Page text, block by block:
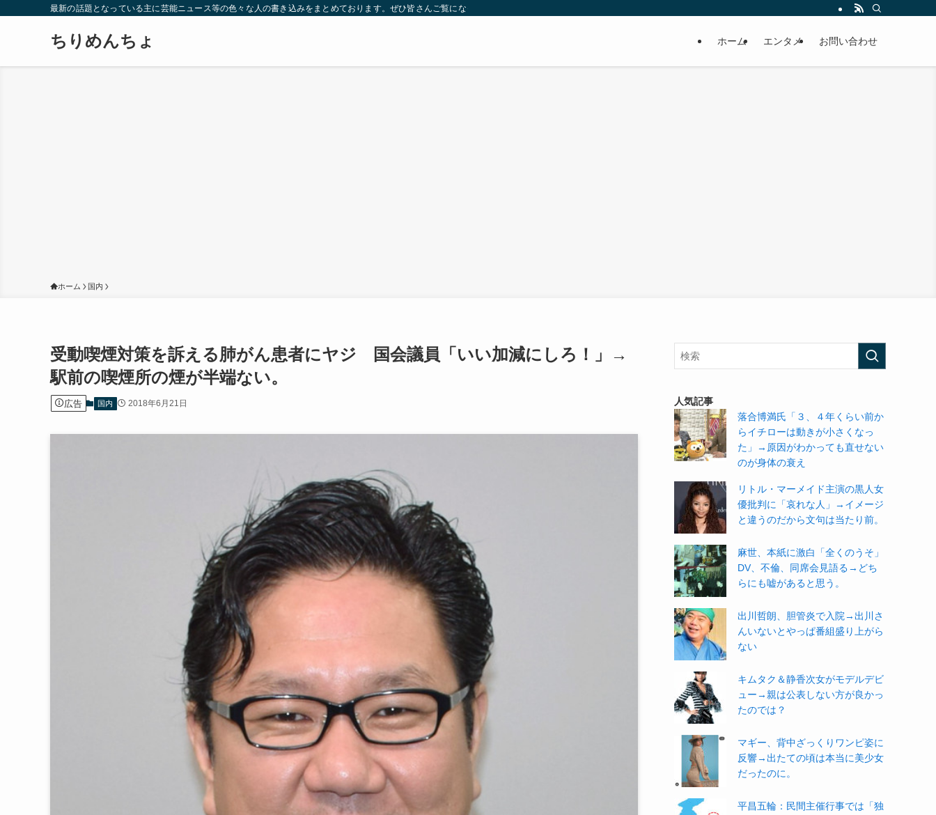
最新の話題となっている主に芸能ニュース等の色々な人の書き込みをまとめております。ぜひ皆さんご覧になっていってください。
ちりめんちょ ホーム エンタメ お問い合わせ
ホーム 国内
受動喫煙対策を訴える肺がん患者にヤジ 国会議員「いい加減にしろ！」→
駅前の喫煙所の煙が半端ない。
広告 国内 2018年6月21日
人気記事
落合博満氏「３、４年くらい前か
らイチローは動きが小さくなっ
た」→原因がわかっても直せない
のが身体の衰え
リトル・マーメイド主演の黒人女
優批判に「哀れな人」→イメージ
と違うのだから文句は当たり前。
麻世、本紙に激白「全くのうそ」
DV、不倫、同席会見語る→どち
らにも嘘があると思う。
出川哲朗、胆管炎で入院→出川さ
んいないとやっぱ番組盛り上がら
ない
キムタク＆静香次女がモデルデビ
ュー→親は公表しない方が良かっ
たのでは？
マギー、背中ざっくりワンピ姿に
反響→出たての頃は本当に美少女
だったのに。
平昌五輪：民間主催行事では「独